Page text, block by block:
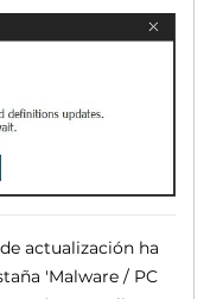
actualización ha
'Malware / PC